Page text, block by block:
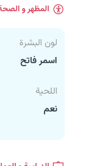
المظهر و
لون البشرة
اسمر فاتح
اللحية
نعم